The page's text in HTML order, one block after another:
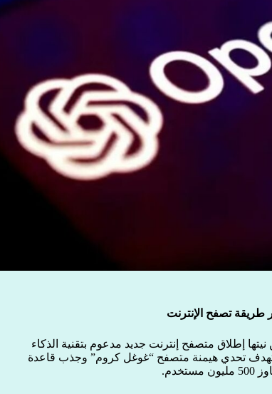
طريقة تصفح الإنترنت
إطلاق متصفح إنترنت جديد مدعوم بتقنية الذكاء
تحدي هيمنة متصفح “غوغل كروم” وجذب قاعدة